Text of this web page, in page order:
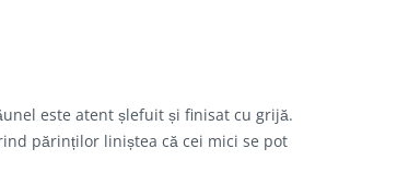
este atent șlefuit și finisat cu grijă.
părinților liniștea că cei mici se pot